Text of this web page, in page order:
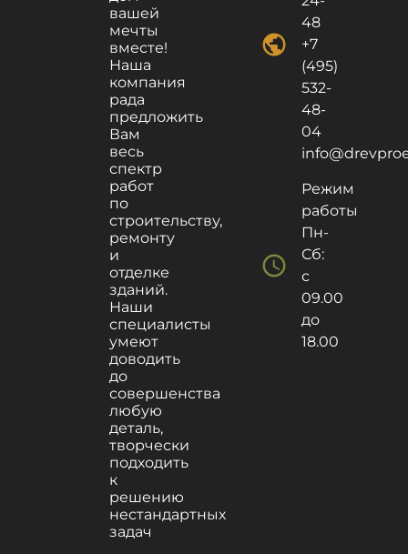
вашей
мечты
вместе!
Наша
компания
рада
предложить
Вам
весь
спектр
работ
по
строительству,
ремонту
и
отделке
зданий.
Наши
специалисты
умеют
доводить
до
совершенства
любую
деталь,
творчески
подходить
к
решению
нестандартных
задач
public
48
+7
(495)
532-
48-
04
schedule
Режим
работы
Пн-
Сб:
с
09.00
до
18.00